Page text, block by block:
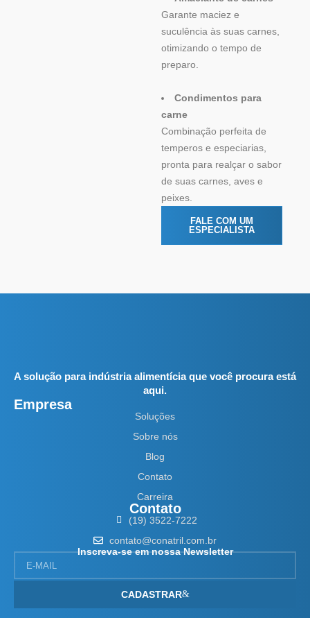
Garante maciez e
suculência às suas carnes,
otimizando o tempo de
preparo.
Condimentos para
carne
Combinação perfeita de
temperos e especiarias,
pronta para realçar o sabor
de suas carnes, aves e
peixes.
FALE COM UM
ESPECIALISTA
A solução para indústria alimentícia que você procura está
aqui.
Empresa
Soluções
Sobre nós
Blog
Contato
Carreira
Contato
(19) 3522-7222
contato@conatril.com.br
Inscreva-se em nossa Newsletter
CADASTRAR